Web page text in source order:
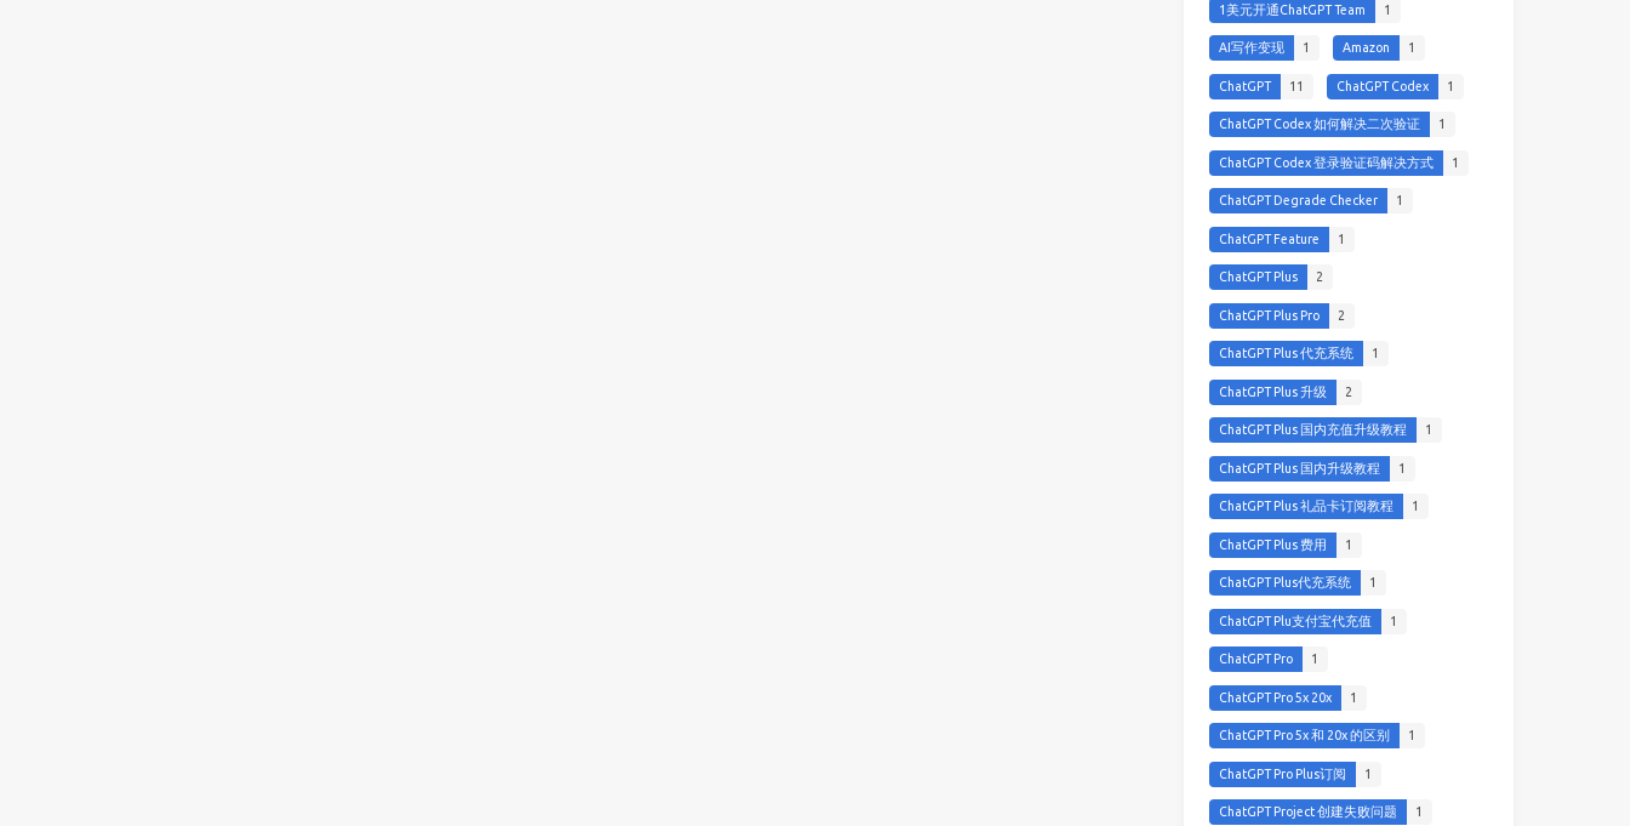
1美元开通ChatGPT Team 1
AI写作变现 1 Amazon 1
ChatGPT 11 ChatGPT Codex 1
ChatGPT Codex 如何解决二次验证 1
ChatGPT Codex 登录验证码解决方式 1
ChatGPT Degrade Checker 1
ChatGPT Feature 1
ChatGPT Plus 2
ChatGPT Plus Pro 2
ChatGPT Plus 代充系统 1
ChatGPT Plus 升级 2
ChatGPT Plus 国内充值升级教程 1
ChatGPT Plus 国内升级教程 1
ChatGPT Plus 礼品卡订阅教程 1
ChatGPT Plus 费用 1
ChatGPT Plus代充系统 1
ChatGPT Plu支付宝代充值 1
ChatGPT Pro 1
ChatGPT Pro 5x 20x 1
ChatGPT Pro 5x 和 20x 的区别 1
ChatGPT Pro Plus订阅 1
ChatGPT Project 创建失败问题 1